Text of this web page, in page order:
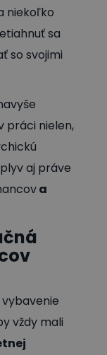
niekoľko
sa
so svojimi
práci nielen,
aj práve
a
vždy mali